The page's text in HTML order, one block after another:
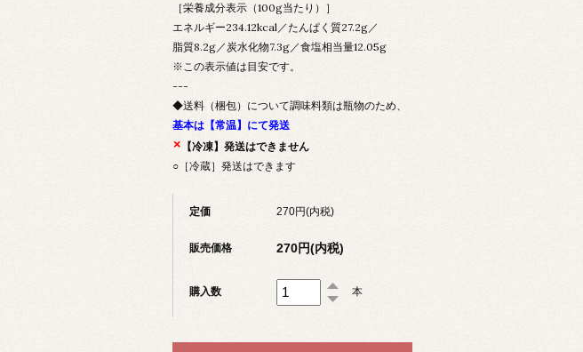
［栄養成分表示（100g当たり）］
エネルギー234.12kcal／たんぱく質27.2g／
脂質8.2g／炭水化物7.3g／食塩相当量12.05g
※この表示値は目安です。
---
◆送料（梱包）について調味料類は瓶物のため、
基本は【常温】にて発送
× 【冷凍】発送はできません
○［冷蔵］発送はできます
定価 270円(内税)
販売価格 270円(内税)
購入数 本